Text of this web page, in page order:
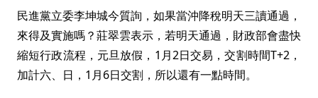
民進黨立委李坤城今質詢，如果當沖降稅明天三讀通過，
來得及實施嗎？莊翠雲表示，若明天通過，財政部會盡快
縮短行政流程，元旦放假，1月2日交易，交割時間T+2，
加計六、日，1月6日交割，所以還有一點時間。